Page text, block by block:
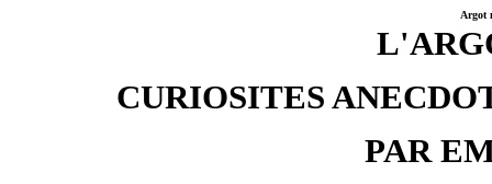
Argot
CURIOSITES
PAR